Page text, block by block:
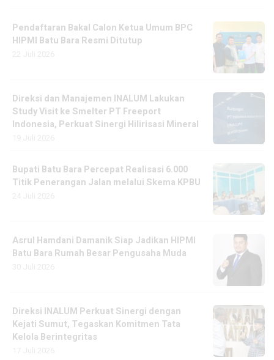
Pendaftaran Bakal Calon Ketua Umum BPC
HIPMI Batu Bara Resmi Ditutup
Direksi dan Manajemen INALUM Lakukan
Study Visit ke Smelter PT Freeport
Indonesia, Perkuat Sinergi Hilirisasi Mineral
Bupati Batu Bara Percepat Realisasi 6.000
Titik Penerangan Jalan melalui Skema KPBU
Asrul Hamdani Damanik Siap Jadikan HIPMI
Batu Bara Rumah Besar Pengusaha Muda
Direksi INALUM Perkuat Sinergi dengan
Kejati Sumut, Tegaskan Komitmen Tata
Kelola Berintegritas